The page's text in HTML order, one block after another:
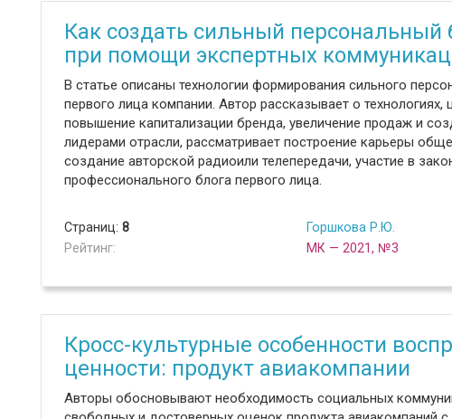
Как создать сильный
при помощи экспертных
В статье описаны технологии формирования сильного
первого лица компании. Автор рассказывает о
повышение капитализации бренда, увеличение продаж и
лидерами отрасли, рассматривает построение карьеры
создание авторской радиоили телепередачи, участие в
профессионального блога первого лица.
Страниц: 8
Рейтинг:
Горшкова Р.Ю.
МК — 2021, №3
Кросс-культурные особенности
ценности: продукт авиакомпании
Авторы обосновывают необходимость социальных